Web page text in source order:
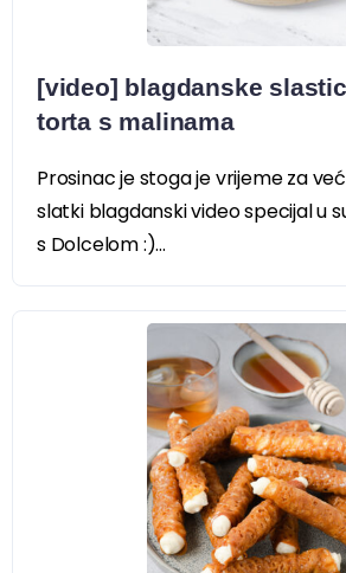
[video] blagdanske
torta s malinama
Prosinac je stoga je vrijeme za
slatki blagdanski video specijal u
s Dolcelom :)...